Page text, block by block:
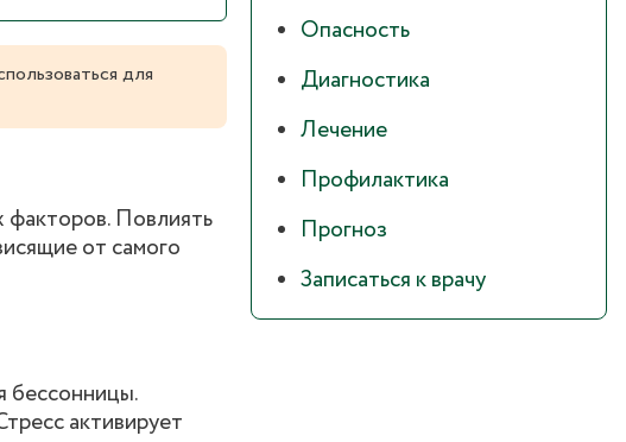
для
факторов. Повлиять
от самого
бессонницы.
активирует
Опасность
Диагностика
Лечение
Профилактика
Прогноз
Записаться к врачу